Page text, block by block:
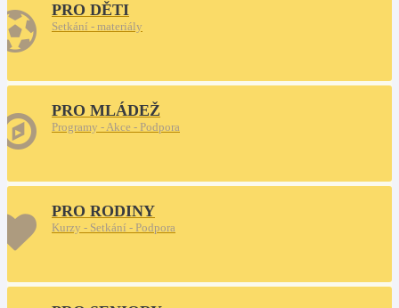
PRO DĚTI
Setkání - materiály
PRO MLÁDEŽ
Programy - Akce - Podpora
PRO RODINY
Kurzy - Setkání - Podpora